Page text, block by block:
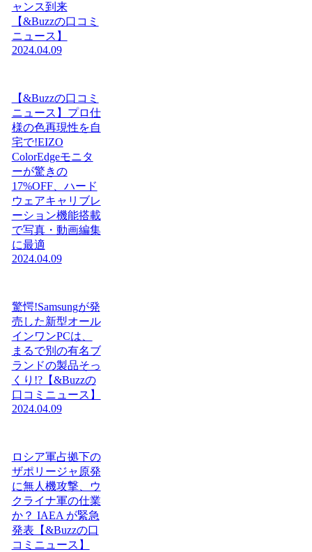
ャンス到来
【&Buzzの口コミ
ニュース】
2024.04.09
【&Buzzの口コミ
ニュース】プロ仕
様の色再現性を自
宅で!EIZO
ColorEdgeモニタ
ーが驚きの
17%OFF、ハード
ウェアキャリブレ
ーション機能搭載
で写真・動画編集
に最適
2024.04.09
驚愕!Samsungが発
売した新型オール
インワンPCは、
まるで別の有名ブ
ランドの製品そっ
くり!?【&Buzzの
口コミニュース】
2024.04.09
ロシア軍占拠下の
ザポリージャ原発
に無人機攻撃、ウ
クライナ軍の仕業
か？ IAEA が緊急
発表【&Buzzの口
コミニュース】